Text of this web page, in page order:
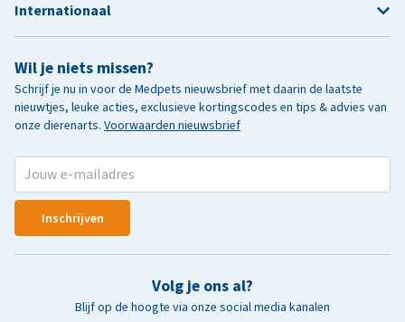
Wil je niets missen?
Schrijf je nu in voor de Medpets nieuwsbrief met daarin de laatste
nieuwtjes, leuke acties, exclusieve kortingscodes en tips & advies van
onze dierenarts. Voorwaarden nieuwsbrief
Inschrijven
Volg je ons al?
Blijf op de hoogte via onze social media kanalen
Internationaal